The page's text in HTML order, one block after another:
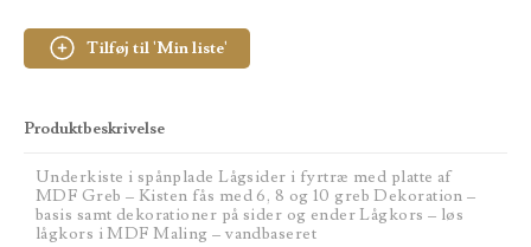
Tilføj til 'Min liste'
Produktbeskrivelse
Underkiste i spånplade Lågsider i fyrtræ med platte af
MDF Greb – Kisten fås med 6, 8 og 10 greb Dekoration –
basis samt dekorationer på sider og ender Lågkors – løs
lågkors i MDF Maling – vandbaseret